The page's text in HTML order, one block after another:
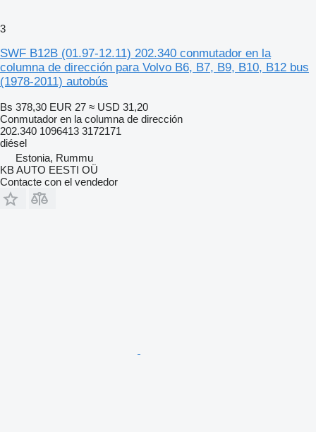
3
SWF B12B (01.97-12.11) 202.340 conmutador en la
columna de dirección para Volvo B6, B7, B9, B10, B12 bus
(1978-2011) autobús
Bs 378,30 EUR 27 ≈ USD 31,20
Conmutador en la columna de dirección
202.340 1096413 3172171
diésel
Estonia, Rummu
KB AUTO EESTI OÜ
Contacte con el vendedor